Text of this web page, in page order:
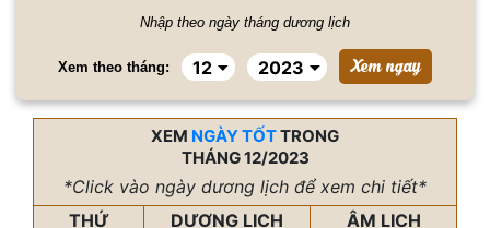
Nhập theo ngày tháng dương lịch
Xem theo tháng:
XEM NGÀY TỐTTRONG
THÁNG 12/2023
*Click vào ngày dương lịch để xem chi tiết*
THỨ
DƯƠNG LỊCH
ÂM LỊCH